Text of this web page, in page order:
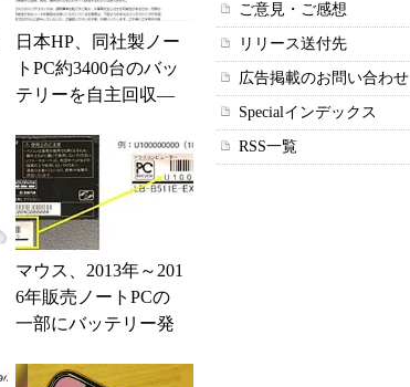
日本HP、同社製ノー
トPC約3400台のバッ
テリーを自主回収―
性
マウス、2013年～201
6年販売ノートPCの
一部にバッテリー発
を告知
ご意見・ご感想
リリース送付先
広告掲載のお問い合わせ
Specialインデックス
RSS一覧